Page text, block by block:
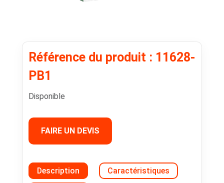
Référence du produit : 11628-
PB1
Disponible
FAIRE UN DEVIS
Description Caractéristiques